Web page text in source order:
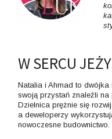
W SERCU
Natalia i Ahmad to dwójka
swoją przystań znaleźli na
Dzielnica prężnie się
a deweloperzy
nowoczesne budownictwo.